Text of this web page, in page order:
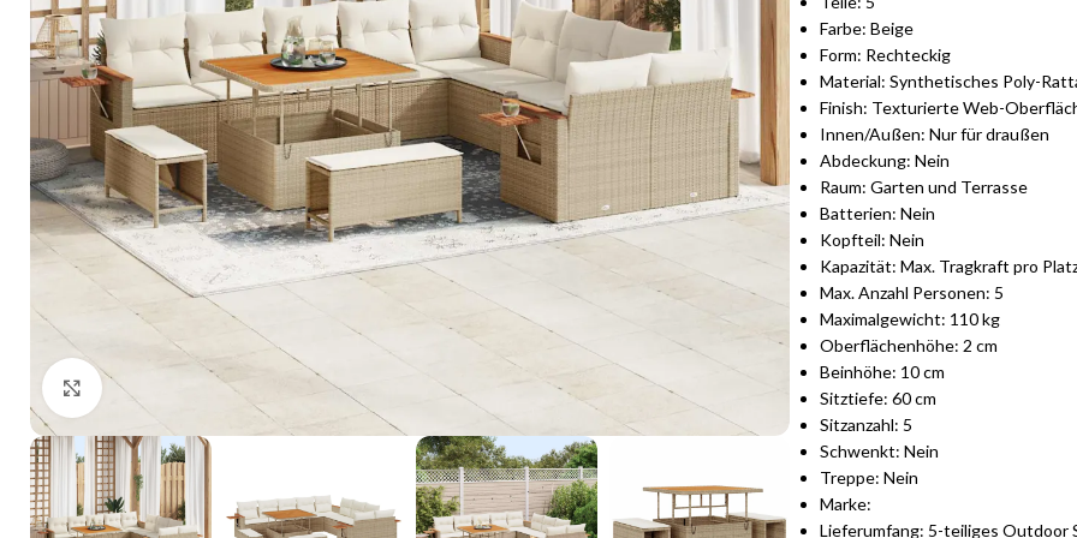
Click to enlarge
Farbe: Beige
Form: Rechteckig
Material: Synthetisches Poly-
Finish: Texturierte Web-
Innen/Außen: Nur für draußen
Abdeckung: Nein
Raum: Garten und Terrasse
Batterien: Nein
Kopfteil: Nein
Kapazität: Max. Tragkraft pro
Max. Anzahl Personen: 5
Maximalgewicht: 110 kg
Oberflächenhöhe: 2 cm
Beinhöhe: 10 cm
Sitztiefe: 60 cm
Sitzanzahl: 5
Schwenkt: Nein
Treppe: Nein
Marke:
Lieferumfang: 5-teiliges Outdoor